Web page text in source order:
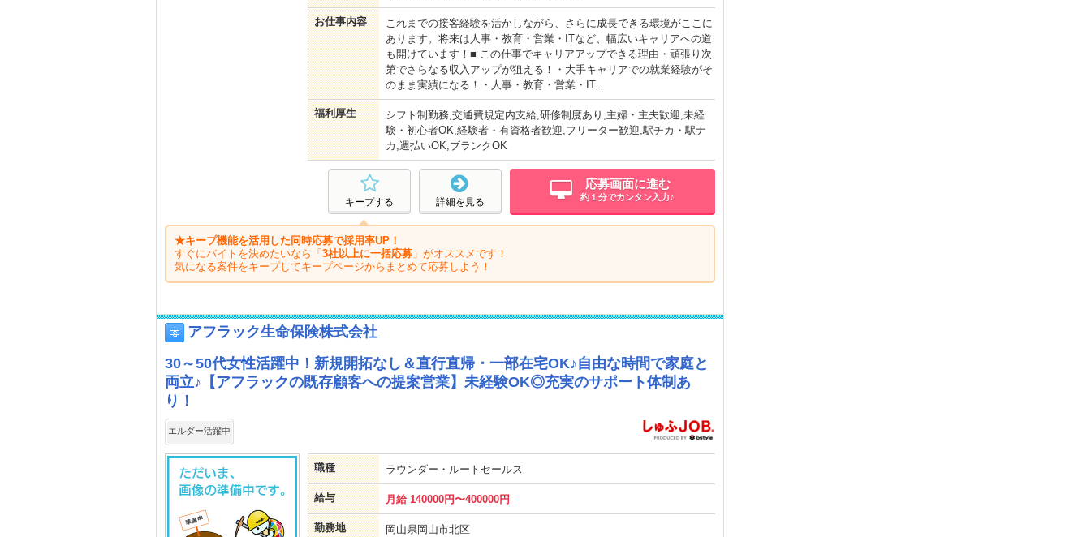
お仕事内容
これまでの接客経験を活かしながら、さらに成長できる環境がここに
あります。将来は人事・教育・営業・ITなど、幅広いキャリアへの道
も開けています！■ この仕事でキャリアアップできる理由・頑張り次
第でさらなる収入アップが狙える！・大手キャリアでの就業経験がそ
のまま実績になる！・人事・教育・営業・IT...
福利厚生
シフト制勤務,交通費規定内支給,研修制度あり,主婦・主夫歓迎,未経
験・初心者OK,経験者・有資格者歓迎,フリーター歓迎,駅チカ・駅ナ
カ,週払いOK,ブランクOK
応募画面に進む
約１分でカンタン入力♪
詳細を見る
キープする
★キープ機能を活用した同時応募で採用率UP！
すぐにバイトを決めたいなら「 3社以上に一括応募 」がオススメです！
気になる案件をキープしてキープページからまとめて応募しよう！
アフラック生命保険株式会社
30～50代女性活躍中！新規開拓なし＆直行直帰・一部在宅OK♪自由な時間で家庭と
両立♪【アフラックの既存顧客への提案営業】未経験OK◎充実のサポート体制あ
り！
エルダー活躍中
職種 ラウンダー・ルートセールス
給与 月給 140000円〜400000円
勤務地 岡山県岡山市北区